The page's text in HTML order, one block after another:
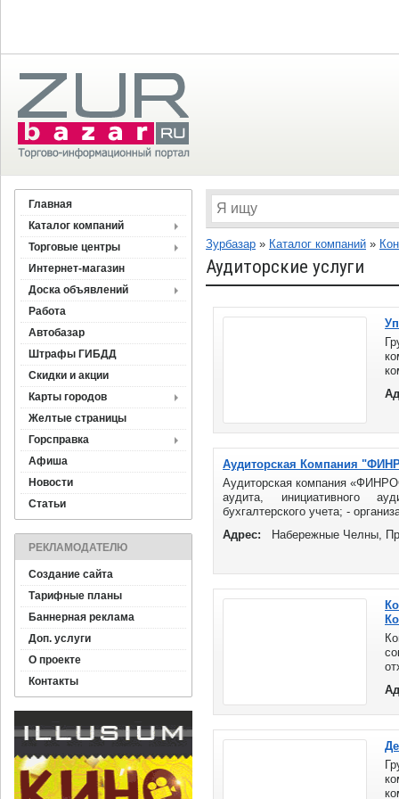
Главная
Каталог компаний
Торговые центры
Интернет-магазин
Доска объявлений
Работа
Автобазар
Штрафы ГИБДД
Скидки и акции
Карты городов
Желтые страницы
Горсправка
Афиша
Новости
Статьи
РЕКЛАМОДАТЕЛЮ
Создание сайта
Тарифные планы
Баннерная реклама
Доп. услуги
О проекте
Контакты
Зурбазар » Каталог компаний »
Аудиторские услуги
Аудиторская Компания
Аудиторская компания
аудита, инициативного
бухгалтерского учета; -
Адрес:
Набережные Челны,